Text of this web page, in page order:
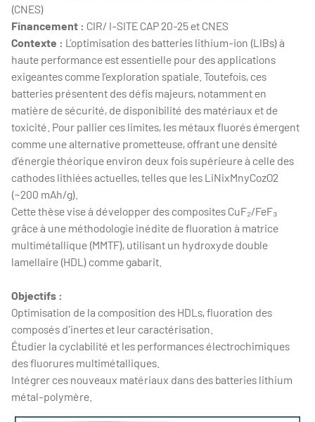
(CNES)
Financement : CIR/ I-SITE CAP 20-25 et CNES
Contexte : L’optimisation des batteries lithium-ion (LIBs) à
haute performance est essentielle pour des applications
exigeantes comme l’exploration spatiale. Toutefois, ces
batteries présentent des défis majeurs, notamment en
matière de sécurité, de disponibilité des matériaux et de
toxicité. Pour pallier ces limites, les métaux fluorés émergent
comme une alternative prometteuse, offrant une densité
d’énergie théorique environ deux fois supérieure à celle des
cathodes lithiées actuelles, telles que les LiNixMnyCozO2
(~200 mAh/g).
Cette thèse vise à développer des composites CuF₂/FeF₃
grâce à une méthodologie inédite de fluoration à matrice
multimétallique (MMTF), utilisant un hydroxyde double
lamellaire (HDL) comme gabarit.
Objectifs :
Optimisation de la composition des HDLs, fluoration des
composés d'inertes et leur caractérisation.
Étudier la cyclabilité et les performances électrochimiques
des fluorures multimétalliques.
Intégrer ces nouveaux matériaux dans des batteries lithium
métal-polymère.